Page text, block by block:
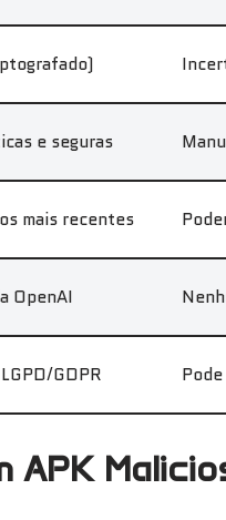
e seguras
mais recentes
OpenAI
GDPR
APK